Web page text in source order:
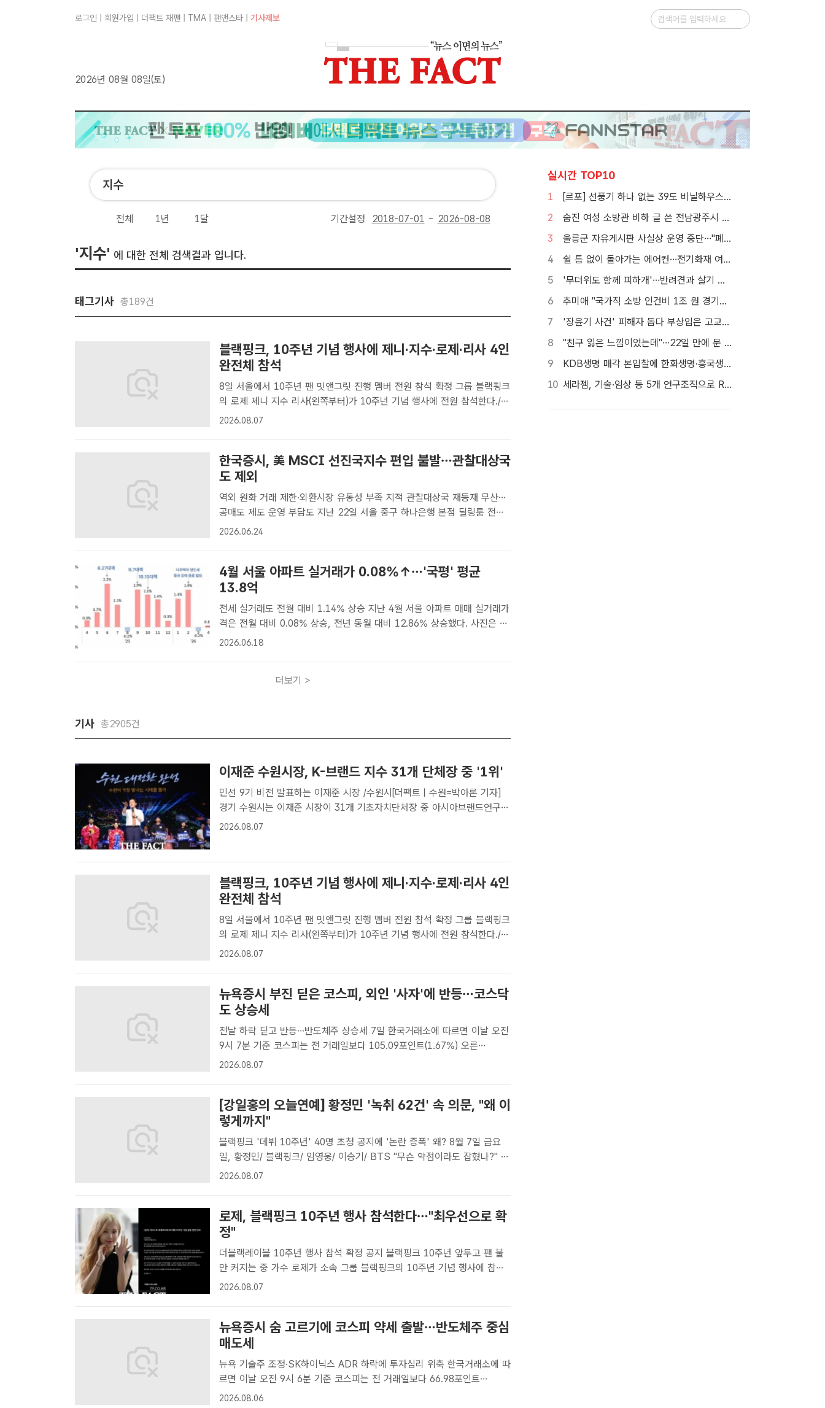
로그인 회원가입 더팩트 재팬 TMA 팬앤스타 기사제보
2026년 08월 08일(토)
전체 1년 1달 기간설정 -
'지수' 에 대한 전체 검색결과 입니다.
태그기사 총189건
블랙핑크, 10주년 기념 행사에 제니·지수·로제·리사 4인
완전체 참석
8일 서울에서 10주년 팬 밋앤그릿 진행 멤버 전원 참석 확정 그룹 블랙핑크
의 로제 제니 지수 리사(왼쪽부터)가 10주년 기념 행사에 전원 참석한다./더
팩트DB[더팩트ㅣ최현정 기자] 그룹 블랙핑크(BLACKPINK)의 10주년 기
2026.08.07
한국증시, 美 MSCI 선진국지수 편입 불발…관찰대상국
도 제외
역외 원화 거래 제한·외환시장 유동성 부족 지적 관찰대상국 재등재 무산…
공매도 제도 운영 부담도 지난 22일 서울 중구 하나은행 본점 딜링룸 전광
판에 코스피가 표시되고 있는 모습. /서예원 기자[더팩트ㅣ황지향 기자] 한
2026.06.24
4월 서울 아파트 실거래가 0.08%↑…'국평' 평균
13.8억
전세 실거래도 전월 대비 1.14% 상승 지난 4월 서울 아파트 매매 실거래가
격은 전월 대비 0.08% 상승, 전년 동월 대비 12.86% 상승했다. 사진은 4
월 서울 아파트 매매 실거래가격지수 변동률. /서울시[더팩트｜황준익 기자]
2026.06.18
더보기 >
기사 총2905건
이재준 수원시장, K-브랜드 지수 31개 단체장 중 '1위'
민선 9기 비전 발표하는 이재준 시장 /수원시[더팩트ㅣ수원=박아론 기자]
경기 수원시는 이재준 시장이 31개 기초자치단체장 중 아시아브랜드연구소
의 빅데이터 기반 평가 시스템 K-브랜드 지수 부문에서 1위를 차지했다고 7
2026.08.07
블랙핑크, 10주년 기념 행사에 제니·지수·로제·리사 4인
완전체 참석
8일 서울에서 10주년 팬 밋앤그릿 진행 멤버 전원 참석 확정 그룹 블랙핑크
의 로제 제니 지수 리사(왼쪽부터)가 10주년 기념 행사에 전원 참석한다./더
팩트DB[더팩트ㅣ최현정 기자] 그룹 블랙핑크(BLACKPINK)의 10주년 기
2026.08.07
뉴욕증시 부진 딛은 코스피, 외인 '사자'에 반등…코스닥
도 상승세
전날 하락 딛고 반등…반도체주 상승세 7일 한국거래소에 따르면 이날 오전
9시 7분 기준 코스피는 전 거래일보다 105.09포인트(1.67%) 오른
6401.47을 기록하고 있다. /더팩트DB[더팩트ㅣ장혜승 기자] 코스피가 간
2026.08.07
[강일홍의 오늘연예] 황정민 '녹취 62건' 속 의문, "왜 이
렇게까지"
블랙핑크 '데뷔 10주년' 40명 초청 공지에 '논란 증폭' 왜? 8월 7일 금요
일, 황정민/ 블랙핑크/ 임영웅/ 이승기/ BTS "무슨 약점이라도 잡혔나?" 배
우 황정민과 스토킹 피해를 주장한 여성 A 씨를 둘러싼 공방이 새로운 국면
2026.08.07
로제, 블랙핑크 10주년 행사 참석한다…"최우선으로 확
정"
더블랙레이블 10주년 행사 참석 확정 공지 블랙핑크 10주년 앞두고 팬 불
만 커지는 중 가수 로제가 소속 그룹 블랙핑크의 10주년 기념 행사에 참석
을 확정했다고 소속사 더블랙레이블을 통해 공지했다./더팩트DB, 더블랙레
2026.08.07
뉴욕증시 숨 고르기에 코스피 약세 출발…반도체주 중심
매도세
뉴욕 기술주 조정·SK하이닉스 ADR 하락에 투자심리 위축 한국거래소에 따
르면 이날 오전 9시 6분 기준 코스피는 전 거래일보다 66.98포인트
(1.02%) 내린 6531.28을 기록하고 있다. /더팩트DB[더팩트ㅣ박지웅 기
2026.08.06
실시간 TOP10
1
[르포] 선풍기 하나 없는 39도 비닐하우스…이주노동자의 '악몽같은 폭염'
2
숨진 여성 소방관 비하 글 쓴 전남광주시 공무원 입건
3
울릉군 자유게시판 사실상 운영 중단…"폐쇄" vs "소통창구 지켜야"
4
쉴 틈 없이 돌아가는 에어컨…전기화재 여름철에 몰린다
5
'무더위도 함께 피하개'…반려견과 살기 좋은 자치구는 어디
6
추미애 "국가직 소방 인건비 1조 원 경기도가 대납…재정개혁 시급"
7
'장윤기 사건' 피해자 돕다 부상입은 고교생 의상자 인정
8
"친구 잃은 느낌이었는데"…22일 만에 문 연 홈플러스 가보니[TF현장]
9
KDB생명 매각 본입찰에 한화생명·흥국생명·한투금융 등 3개사 참여
10
세라젬, 기술·임상 등 5개 연구조직으로 R&D 역량 강화